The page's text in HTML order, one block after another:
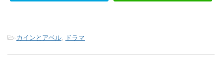
-カインとアベル, ドラマ